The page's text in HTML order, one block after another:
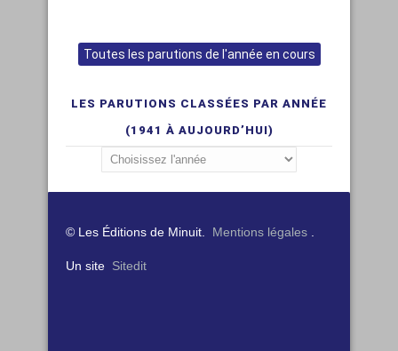
Toutes les parutions de l'année en cours
LES PARUTIONS CLASSÉES PAR ANNÉE
(1941 À AUJOURD’HUI)
© Les Éditions de Minuit. Mentions légales
Un site Sitedit